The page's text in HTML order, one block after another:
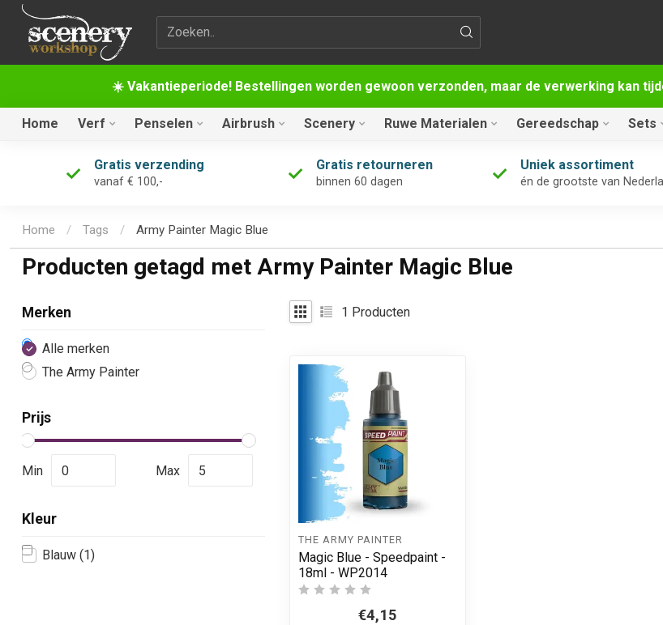
☀️ Vakantieperiode! Bestellingen worden gewoon verzonden, maar de verwerking kan
Zoekterm
Home Verf Penselen Airbrush Scenery Ruwe Materialen Gereedschap Sets
Gratis verzending
vanaf € 100,-
Gratis retourneren
binnen 60 dagen
Uniek assortiment
én de grootste van
Home / Tags / Army Painter Magic Blue
Producten getagd met Army Painter Magic Blue
Merken
Alle merken
The Army Painter
Kleur
Blauw (1)
Prijs
Min Max
1 Producten
THE ARMY PAINTER
Magic Blue - Speedpaint -
18ml - WP2014
€4,15